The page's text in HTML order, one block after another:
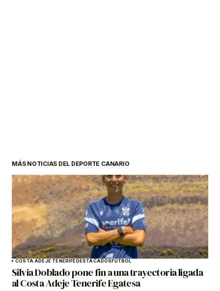
MÁS NOTICIAS DEL DEPORTE CANARIO
COSTA ADEJE TENERIFEDESTACADOSFÚTBOL
Silvia Doblado pone fin a una trayectoria ligada
al Costa Adeje Tenerife Egatesa